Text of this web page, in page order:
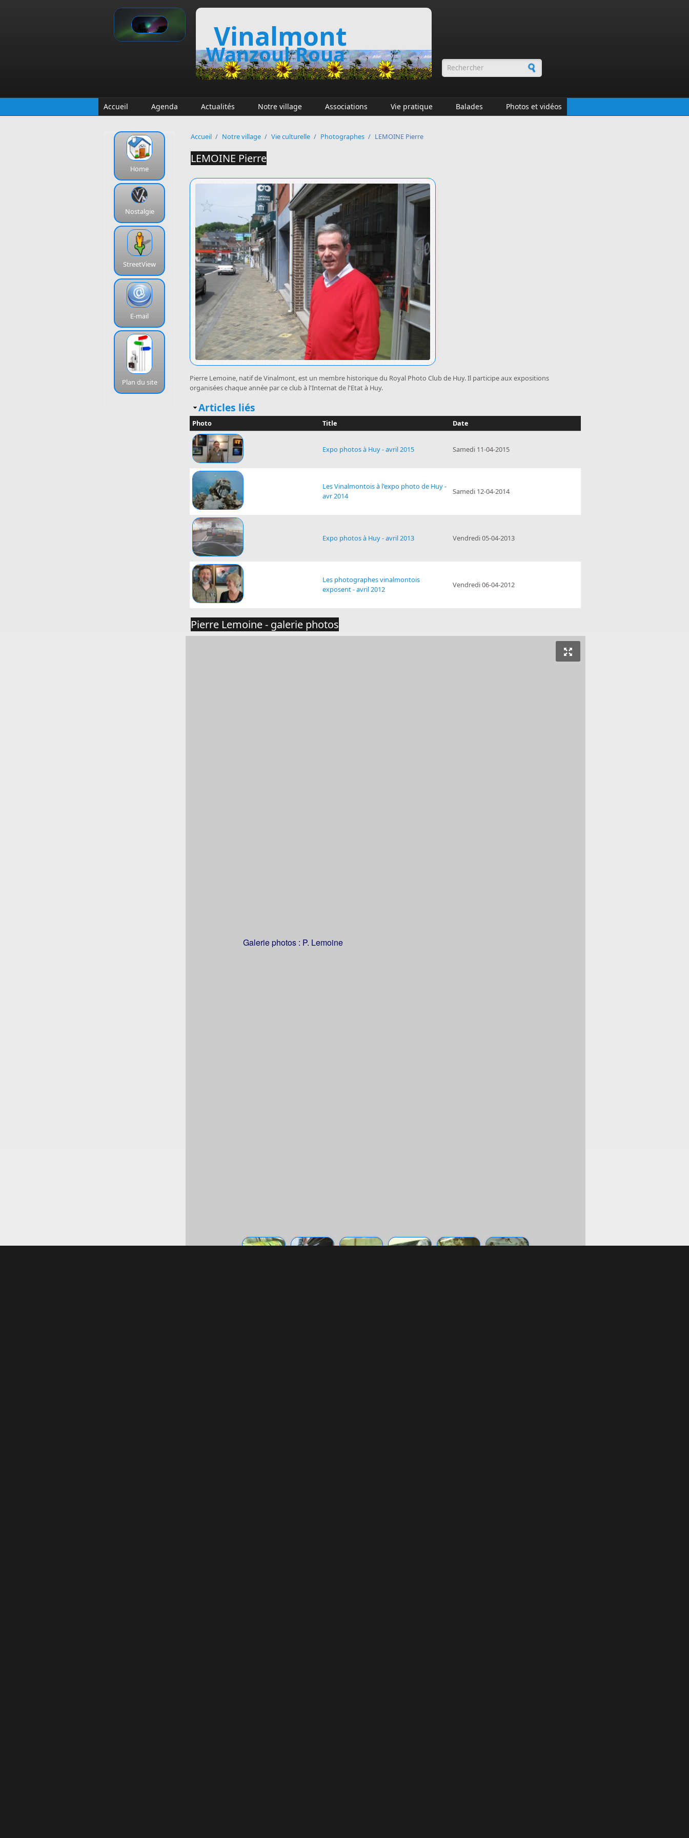
Vinalmont
Wanzoul Roua
Formulaire de recherche
Accueil Agenda Actualités Notre village Associations Vie pratique Balades Photos et vidéos
Home
Nostalgie
StreetView
E-mail
Plan du site
Accueil / Notre village / Vie culturelle / Photographes / LEMOINE Pierre
LEMOINE Pierre
Pierre Lemoine, natif de Vinalmont, est un membre historique du Royal Photo Club de Huy. Il participe aux expositions
organisées chaque année par ce club à l'Internat de l'Etat à Huy.
Masquer
Articles liés
Photo Title Date
Expo photos à Huy - avril 2015 Samedi 11-04-2015
Les Vinalmontois à l'expo photo de Huy -
avr 2014
Samedi 12-04-2014
Expo photos à Huy - avril 2013 Vendredi 05-04-2013
Les photographes vinalmontois
exposent - avril 2012
Vendredi 06-04-2012
Pierre Lemoine - galerie photos